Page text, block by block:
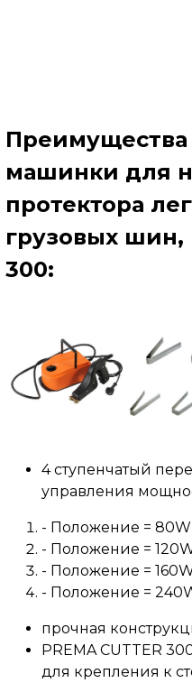
Преимущества
машинки для
протектора
грузовых шин,
300:
4 ступенчатый
управления
- Положение = 80W
- Положение = 120W
- Положение = 160W
- Положение =
прочная
PREMA CUTTER
для крепления к